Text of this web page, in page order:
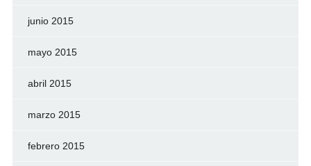
junio 2015
mayo 2015
abril 2015
marzo 2015
febrero 2015